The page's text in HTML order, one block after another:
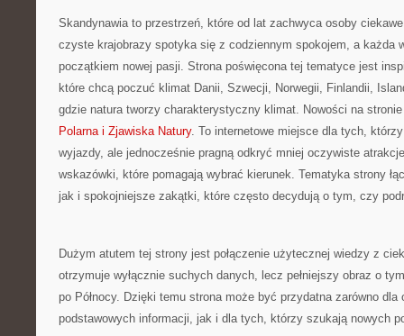
Skandynawia to przestrzeń, które od lat zachwyca osoby
czyste krajobrazy spotyka się z codziennym spokojem, a każda
początkiem nowej pasji. Strona poświęcona tej tematyce jest
które chcą poczuć klimat Danii, Szwecji, Norwegii, Finlandii,
gdzie natura tworzy charakterystyczny klimat. Nowości na
Polarna i Zjawiska Natury. To internetowe miejsce dla tych,
wyjazdy, ale jednocześnie pragną odkryć mniej oczywiste
wskazówki, które pomagają wybrać kierunek. Tematyka strony
jak i spokojniejsze zakątki, które często decydują o tym, czy
Dużym atutem tej strony jest połączenie użytecznej wiedzy z
otrzymuje wyłącznie suchych danych, lecz pełniejszy obraz o
po Północy. Dzięki temu strona może być przydatna zarówno
podstawowych informacji, jak i dla tych, którzy szukają nowych